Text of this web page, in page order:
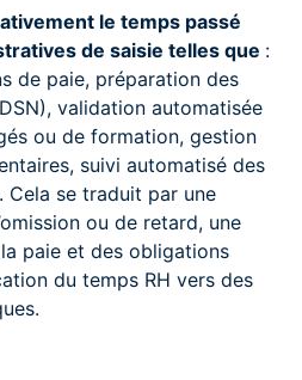
le temps passé
de saisie telles que :
de paie, préparation des
validation automatisée
ou de formation, gestion
suivi automatisé des
se traduit par une
ou de retard, une
paie et des obligations
du temps RH vers des